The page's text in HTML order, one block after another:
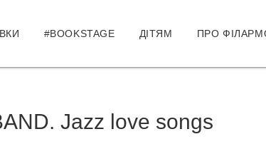
#BOOKSTAGE ДІТЯМ ПРО
Jazz love songs